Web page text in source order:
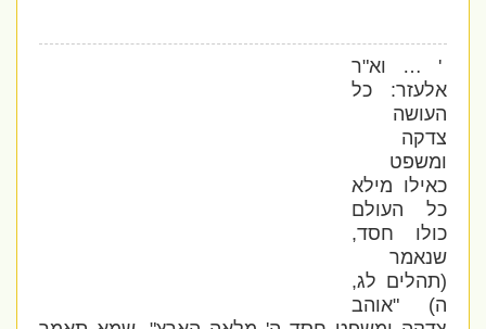
' … וא"ר
אלעזר: כל
העושה
צדקה
ומשפט
כאילו מילא
כל העולם
כולו חסד,
שנאמר
(תהלים לג,
ה) "אוהב